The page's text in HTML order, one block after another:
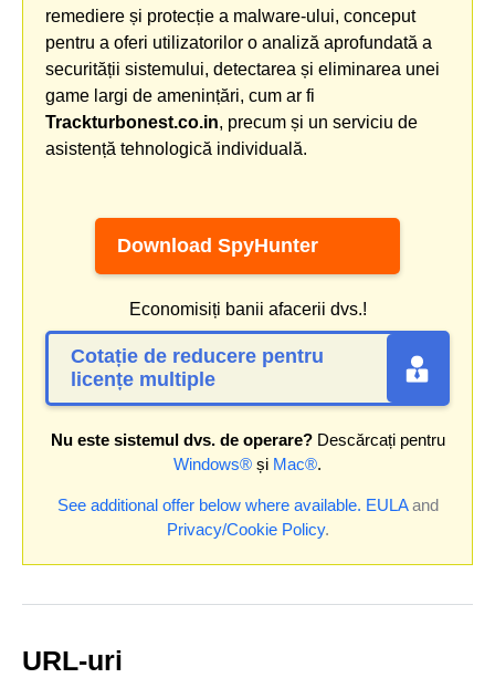
remediere și protecție a malware-ului, conceput
pentru a oferi utilizatorilor o analiză aprofundată a
securității sistemului, detectarea și eliminarea unei
game largi de amenințări, cum ar fi
Trackturbonest.co.in, precum și un serviciu de
asistență tehnologică individuală.
Download SpyHunter
Economisiți banii afacerii dvs.!
Cotație de reducere pentru
licențe multiple
Nu este sistemul dvs. de operare?Descărcați pentru
Windows® și Mac®.
See additional offer below where available. EULAand
Privacy/Cookie Policy.
URL-uri